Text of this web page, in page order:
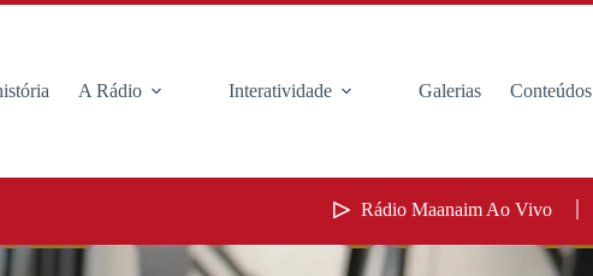
A Rádio Interatividade Galerias Conteúdos
Rádio Maanaim Ao Vivo